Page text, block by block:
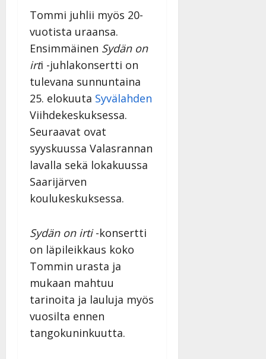
Tommi juhlii myös 20-
vuotista uraansa.
Ensimmäinen Sydän on
irti -juhlakonsertti on
tulevana sunnuntaina
25. elokuuta Syvälahden
Viihdekeskuksessa.
Seuraavat ovat
syyskuussa Valasrannan
lavalla sekä lokakuussa
Saarijärven
koulukeskuksessa.
Sydän on irti-konsertti
on läpileikkaus koko
Tommin urasta ja
mukaan mahtuu
tarinoita ja lauluja myös
vuosilta ennen
tangokuninkuutta.